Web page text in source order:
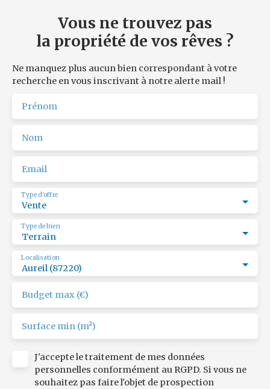
l'ACQUEREUR, soit 18 000,00 € TTC.
Belle opportunité !Secteur calme aux charges faibles !
Les risques auxquels ce bien est exposé sont disponibles
Réf. ROPERT IMMO : 4255/PR87
Vous ne trouvez pas
la propriété de vos rêves ?
Ne manquez plus aucun bien correspondant à votre
recherche en vous inscrivant à notre alerte mail !
Prénom
Nom
Email
Vente
Type d'offre
Terrain
Type de bien
Aureil (87220)
Localisation
Budget max (€)
Surface min (m²)
J'accepte le traitement de mes données
personnelles conformément au RGPD. Si vous ne
souhaitez pas faire l'objet de prospection